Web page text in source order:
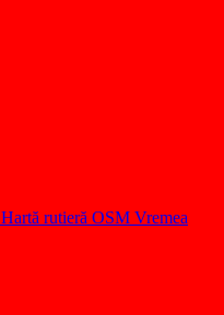
Hartă rutieră OSM Vremea